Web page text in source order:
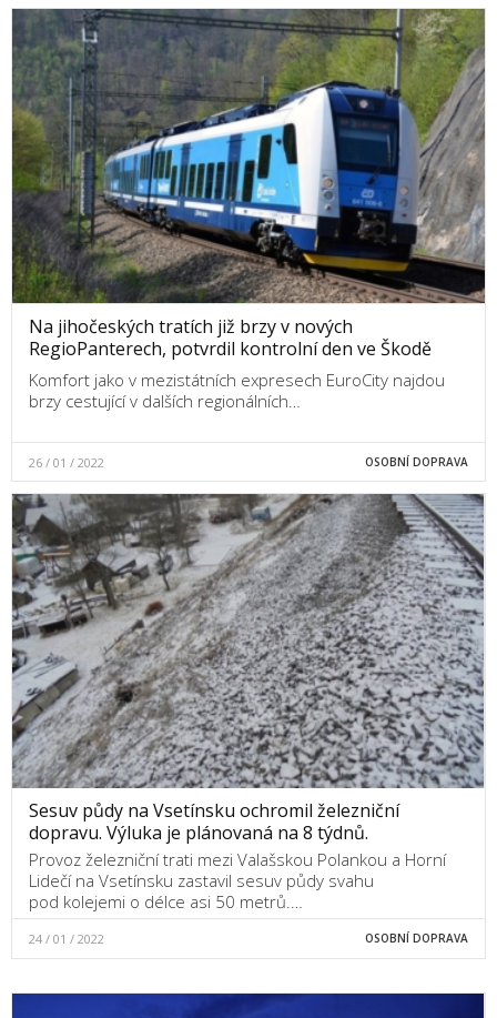
Na jihočeských tratích již brzy v nových
RegioPanterech, potvrdil kontrolní den ve Škodě
Komfort jako v mezistátních expresech EuroCity najdou
brzy cestující v dalších regionálních…
26 / 01 / 2022 OSOBNÍ DOPRAVA
Sesuv půdy na Vsetínsku ochromil železniční
dopravu. Výluka je plánovaná na 8 týdnů.
Provoz železniční trati mezi Valašskou Polankou a Horní
Lidečí na Vsetínsku zastavil sesuv půdy svahu
pod kolejemi o délce asi 50 metrů.…
24 / 01 / 2022 OSOBNÍ DOPRAVA